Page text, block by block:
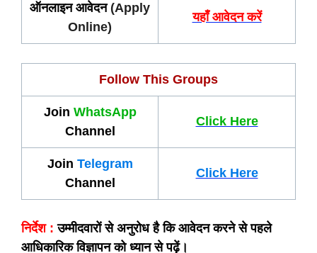
ऑनलाइन आवेदन(Apply
Online)
यहाँ आवेदन करें
Follow This Groups
Join WhatsApp
Channel
Click Here
Join Telegram
Channel
Click Here
निर्देश : उम्मीदवारों से अनुरोध है कि आवेदन करने से पहले
आधिकारिक विज्ञापन को ध्यान से पढ़ें।